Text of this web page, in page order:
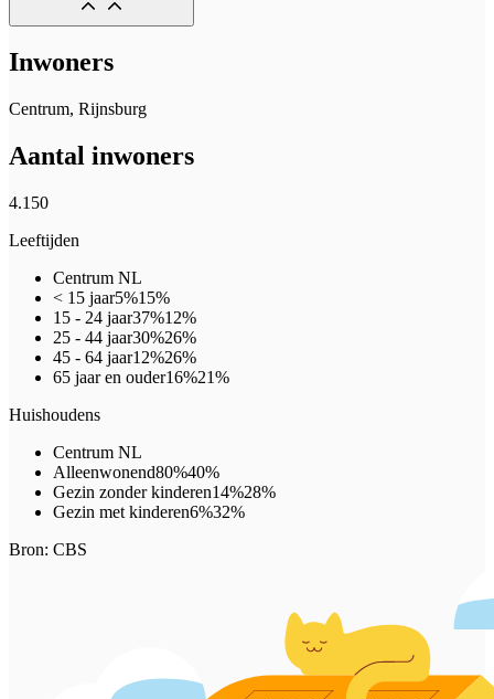
Inwoners
Centrum, Rijnsburg
Aantal inwoners
4.150
Leeftijden
Centrum NL
< 15 jaar5%15%
15 - 24 jaar37%12%
25 - 44 jaar30%26%
45 - 64 jaar12%26%
65 jaar en ouder16%21%
Huishoudens
Centrum NL
Alleenwonend80%40%
Gezin zonder kinderen14%28%
Gezin met kinderen6%32%
Bron: CBS